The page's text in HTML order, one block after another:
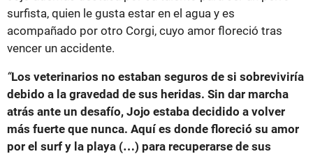
surfista, quien le gusta estar en el agua y es
acompañado por otro Corgi, cuyo amor floreció tras
vencer un accidente.
“Los veterinarios no estaban seguros de si sobreviviría
debido a la gravedad de sus heridas. Sin dar marcha
atrás ante un desafío, Jojo estaba decidido a volver
más fuerte que nunca. Aquí es donde floreció su amor
por el surf y la playa (…) para recuperarse de sus